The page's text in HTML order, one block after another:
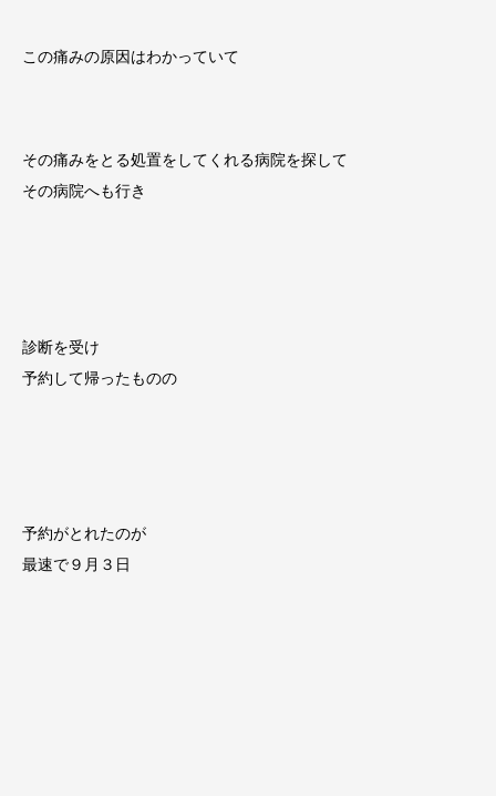
この痛みの原因はわかっていて
その痛みをとる処置をしてくれる病院を探して
その病院へも行き
診断を受け
予約して帰ったものの
予約がとれたのが
最速で９月３日